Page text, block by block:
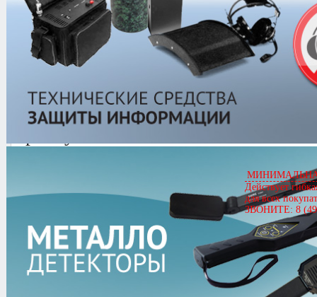
Каталог/Рации и Аксессуары/
Гарнитуры Kenwood/Kenwood
Kenwood KMC-38GPS
Кол-во
оценка (0 голосов)
Действует
для всех
ЗВОНИТЕ: 8